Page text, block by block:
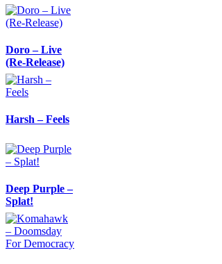
Doro – Live
(Re-Release)
Harsh – Feels
Deep Purple –
Splat!